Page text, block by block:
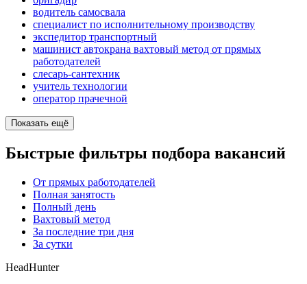
водитель самосвала
специалист по исполнительному производству
экспедитор транспортный
машинист автокрана вахтовый метод от прямых
работодателей
слесарь-сантехник
учитель технологии
оператор прачечной
Показать ещё
Быстрые фильтры подбора вакансий
От прямых работодателей
Полная занятость
Полный день
Вахтовый метод
За последние три дня
За сутки
HeadHunter